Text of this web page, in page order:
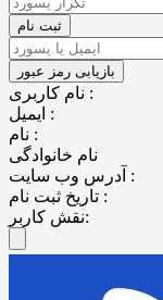
نام کاربری :
ایمیل :
نام :
نام خانوادگی
آدرس وب سایت :
تاریخ ثبت نام :
نقش کاربر: